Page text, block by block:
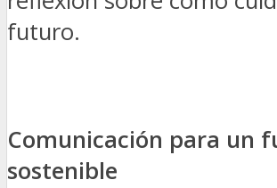
futuro.
Comunicación para un
sostenible